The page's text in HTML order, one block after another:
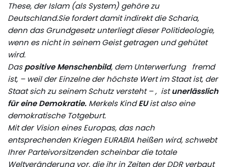
These, der Islam (als System) gehöre zu
Deutschland.Sie fordert damit indirekt die Scharia,
denn das Grundgesetz unterliegt dieser Politideologie,
wenn es nicht in seinem Geist getragen und gehütet
wird.
Daspositive Menschenbild, dem Unterwerfung fremd
ist, – weil der Einzelne der höchste Wert im Staat ist, der
Staat sich zu seinem Schutz versteht – , istunerlässlich
für eine Demokratie. Merkels KindEUist also eine
demokratische Totgeburt.
Mit der Vision eines Europas, das nach
entsprechenden Kriegen EURABIA heißen wird, schwebt
Ihrer Parteivorsitzenden scheinbar die totale
Weltveränderung vor, die ihr in Zeiten der DDR verbaut